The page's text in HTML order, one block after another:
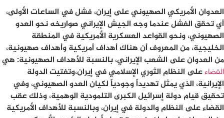
العدوان الأمريكي الصهيوني على إيران، فشل في الساعات الأولى،
أي تحقق الفشل عندما وجه الجيش الإيراني صواريخه نحو العدو
الصهيوني، ونحو القواعد العسكرية الأمريكية في المنطقة
الخليجية، من المعروف أن هناك أهداف أمريكية وأهداف صهيونية،
من العدوان على الشعب الإيراني، بالنسبة للأهداف الصهيونية: هي
القضاءعلى النظام الثوري الإسلامي في إيران،وتفتيت الدولة
الإيرانية، الذي يمثل تهديداً وجودياً لكيان العدو الصهيوني، وفي
تحقيق قيام دولة إسرائيل الكبرى التلمودية الوهمية، وذلك عقب
القضاء على النظام والدولة في إيران، وبالنسبة للأهداف الأمريكية